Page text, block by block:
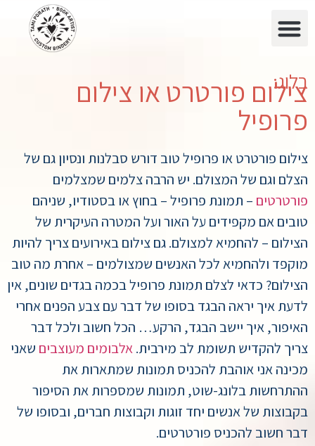
בלוג:
צילום פורטרט או צילום
פרופיל
צילום פורטרט או פרופיל טוב דורש סבלנות ונסיון גם של
הצלם וגם של המצולם. יש הרבה צלמים שמצלמים
פורטרטים – תמונת פרופיל – בחוץ או בסטודיו, שניהם
טובים אם מקפידים על האור ועל המטרה העיקרית של
הצילום – להחמיא למצולם. גם צילום באירועים צריך להיות
מוקפד ולהחמיא לכל האנשים שמצולמים – אחרת מה טוב
הצילום? כדאי לצלם תמונת פרופיל בכמה בגדים שונים, אין
לדעת איך יראה הבגד בסופו של דבר עם צבע הפנים אחרי
האיפור, איך יישב הבגד, הרקע… הכל חשוב ולכל דבר
צריך להקדיש תשומת לב מירבית.אלבומים מעוצבים שאני
מכינה אני אוהבת להכניס תמונות שמתארות את
ההתרחשות בלונג-שוט, תמונות שמספרות את הסיפור
בקבוצות של אנשים יחד זוגות וקבוצות חברים, ובסופו של
דבר חשוב להכניס פורטרטים.